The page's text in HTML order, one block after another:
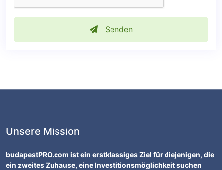
Senden
Unsere Mission
budapestPRO.com ist ein erstklassiges Ziel für diejenigen, die
ein zweites Zuhause, eine Investitionsmöglichkeit suchen